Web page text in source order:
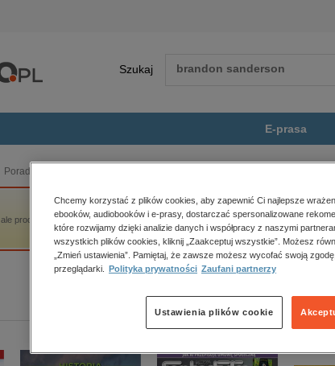
Szukaj
E-prasa
wnętrz
gospodarka
polityka, społeczno-informacyjne
psychologiczne
inne
popularno-naukowe
historia
zdrowie
religie
Poradniki
produkt „Prosta metoda jak skutecznie pozbyć się zbędnych kilogramów” nie jest
Chcemy korzystać z plików cookies, aby zapewnić Ci najlepsze
ebooków, audiobooków i e-prasy, dostarczać spersonalizowane
które rozwijamy dzięki analizie danych i współpracy z naszymi
wszystkich plików cookies, kliknij „Zaakceptuj wszystkie”. Możesz
„Zmień ustawienia”. Pamiętaj, że zawsze możesz wycofać swoją
przeglądarki.
Polityka prywatności Zaufani partnerzy
Ustawienia plików cookie